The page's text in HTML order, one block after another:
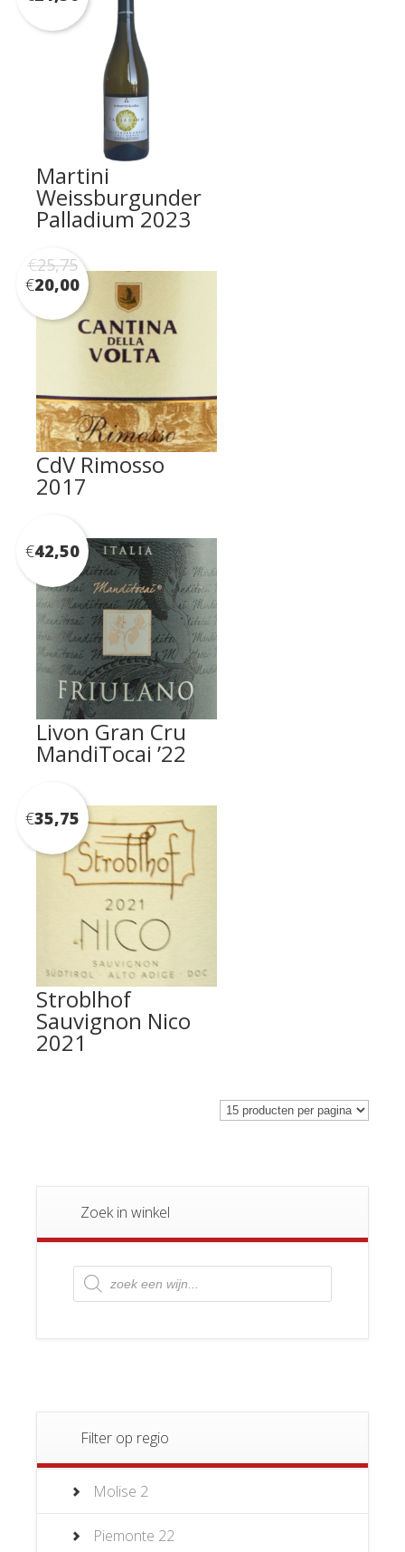
Martini
Weissburgunder
Palladium 2023
CdV Rimosso
2017
€25,75
€20,00
Livon Gran Cru
MandiTocai ’22
€42,50
Stroblhof
Sauvignon Nico
2021
€35,75
Zoek in winkel
Producten
zoeken
Filter op regio
Molise 2
Piemonte 22